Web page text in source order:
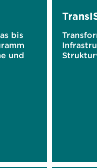
bis
und